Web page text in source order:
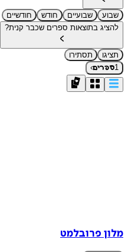
שבוע שבועיים חודש
חודשיים
להציג בתוצאות ספרים שכבר קנית?
תציגו
תסתירו
1ספרים›
מלון פרובלמט